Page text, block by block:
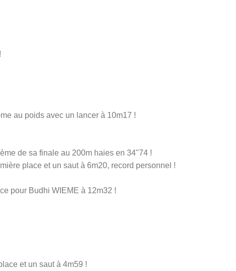
au poids avec un lancer à 10m17 !
de sa finale au 200m haies en 34"74 !
place et un saut à 6m20, record personnel !
pour Budhi WIEME à 12m32 !
et un saut à 4m59 !